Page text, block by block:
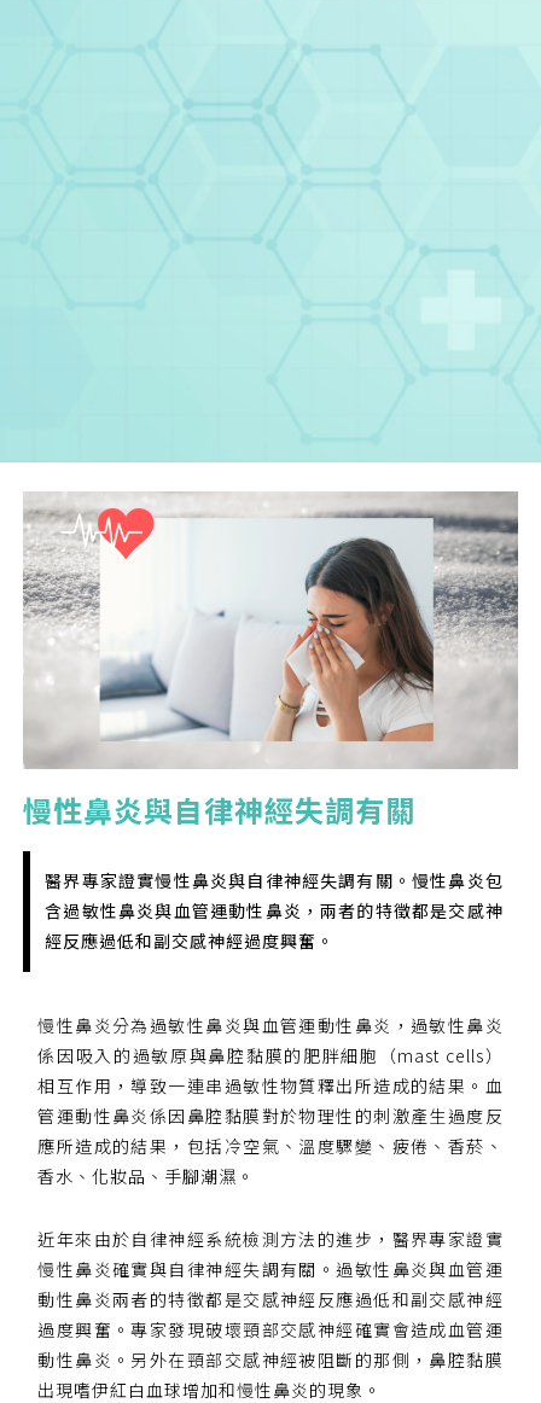
慢性鼻炎與自律神經失調有關
醫界專家證實慢性鼻炎與自律神經失調有關。慢性鼻炎包
含過敏性鼻炎與血管運動性鼻炎，兩者的特徵都是交感神
經反應過低和副交感神經過度興奮。
慢性鼻炎分為過敏性鼻炎與血管運動性鼻炎，過敏性鼻炎
係因吸入的過敏原與鼻腔黏膜的肥胖細胞（mast cells）
相互作用，導致一連串過敏性物質釋出所造成的結果。血
管運動性鼻炎係因鼻腔黏膜對於物理性的刺激產生過度反
應所造成的結果，包括冷空氣、溫度驟變、疲倦、香菸、
香水、化妝品、手腳潮濕。
近年來由於自律神經系統檢測方法的進步，醫界專家證實
慢性鼻炎確實與自律神經失調有關。過敏性鼻炎與血管運
動性鼻炎兩者的特徵都是交感神經反應過低和副交感神經
過度興奮。專家發現破壞頸部交感神經確實會造成血管運
動性鼻炎。另外在頸部交感神經被阻斷的那側，鼻腔黏膜
出現嗜伊紅白血球增加和慢性鼻炎的現象。
您已成功送出會員申請
會審核通過後即通知您進行繳費，繳費資訊如下
——
【會費】
個人會員:
團體會員:
入會費新臺幣3000元，於會員入會時繳納；常年會
費3000元，於每年度繳納。
戶名: 社團法人台灣自律神經健康培訓暨發展協會
帳號: 003-03-501566-2